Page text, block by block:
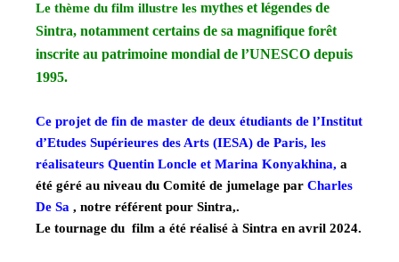
Le thème du film illustre les mythes et légendes de
Sintra, notamment certains de sa magnifique forêt
inscrite au patrimoine mondial de l’UNESCO depuis
1995.
Ce projet de fin de master de deux étudiants de l’Institut
d’Etudes Supérieures des Arts (IESA) de Paris, les
réalisateurs Quentin Loncle et Marina Konyakhina, a
été géré au niveau du Comité de jumelage par Charles
De Sa , notre référent pour Sintra,.
Le tournage du film a été réalisé à Sintra en avril 2024.